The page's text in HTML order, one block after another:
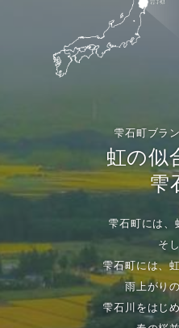
雫石町ブラ
虹の似
雫
雫石町には、
そ
雫石町には、
雨上がり
雫石川をはじ